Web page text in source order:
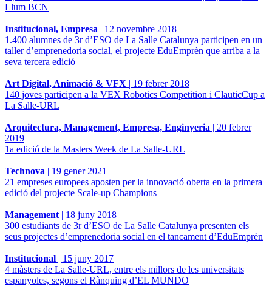
Llum BCN
Institucional, Empresa | 12 novembre 2018
1.400 alumnes de 3r d’ESO de La Salle Catalunya participen en un
taller d’emprenedoria social, el projecte EduEmprèn que arriba a la
seva tercera edició
Art Digital, Animació & VFX | 19 febrer 2018
140 joves participen a la VEX Robotics Competition i ClauticCup a
La Salle-URL
Arquitectura, Management, Empresa, Enginyeria | 20 febrer
2019
1a edició de la Masters Week de La Salle-URL
Technova | 19 gener 2021
21 empreses europees aposten per la innovació oberta en la primera
edició del projecte Scale-up Champions
Management | 18 juny 2018
300 estudiants de 3r d’ESO de La Salle Catalunya presenten els
seus projectes d’emprenedoria social en el tancament d’EduEmprèn
Institucional | 15 juny 2017
4 màsters de La Salle-URL, entre els millors de les universitats
espanyoles, segons el Rànquing d’EL MUNDO